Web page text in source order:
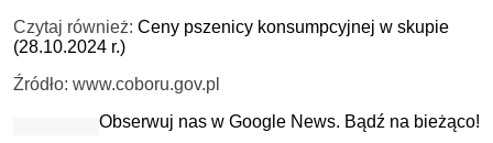
Czytaj również: Ceny pszenicy konsumpcyjnej w skupie
(28.10.2024 r.)
Źródło: www.coboru.gov.pl
Obserwuj nas w Google News. Bądź na bieżąco!